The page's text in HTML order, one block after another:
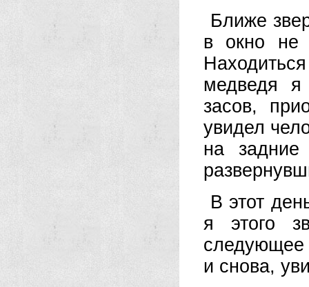
Ближе
в окно не
медведя
засов,
увидел
на
В этот
я этого
следующее
и снова,